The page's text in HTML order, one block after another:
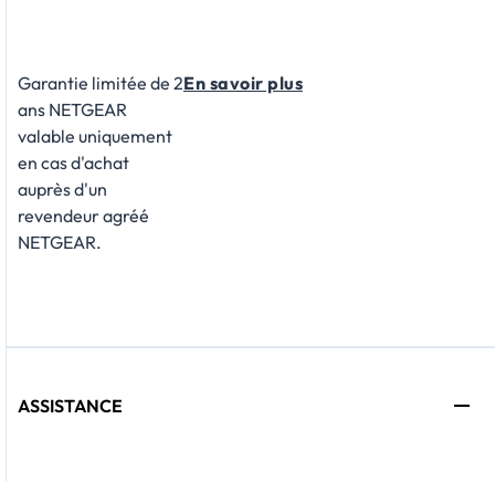
Garantie limitée de 2
ans NETGEAR
valable uniquement
en cas d'achat
auprès d'un
revendeur agréé
NETGEAR.
En savoir plus
ASSISTANCE